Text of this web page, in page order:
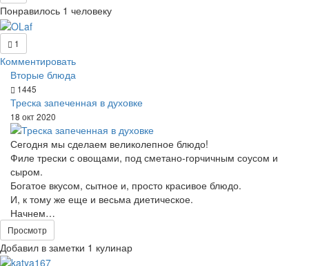
Понравилось 1 человеку
1
Комментировать
Вторые блюда
1445
Треска запеченная в духовке
18 окт 2020
Сегодня мы сделаем великолепное блюдо!
Филе трески с овощами, под сметано-горчичным соусом и
сыром.
Богатое вкусом, сытное и, просто красивое блюдо.
И, к тому же еще и весьма диетическое.
Начнем…
Просмотр
Добавил в заметки 1 кулинар